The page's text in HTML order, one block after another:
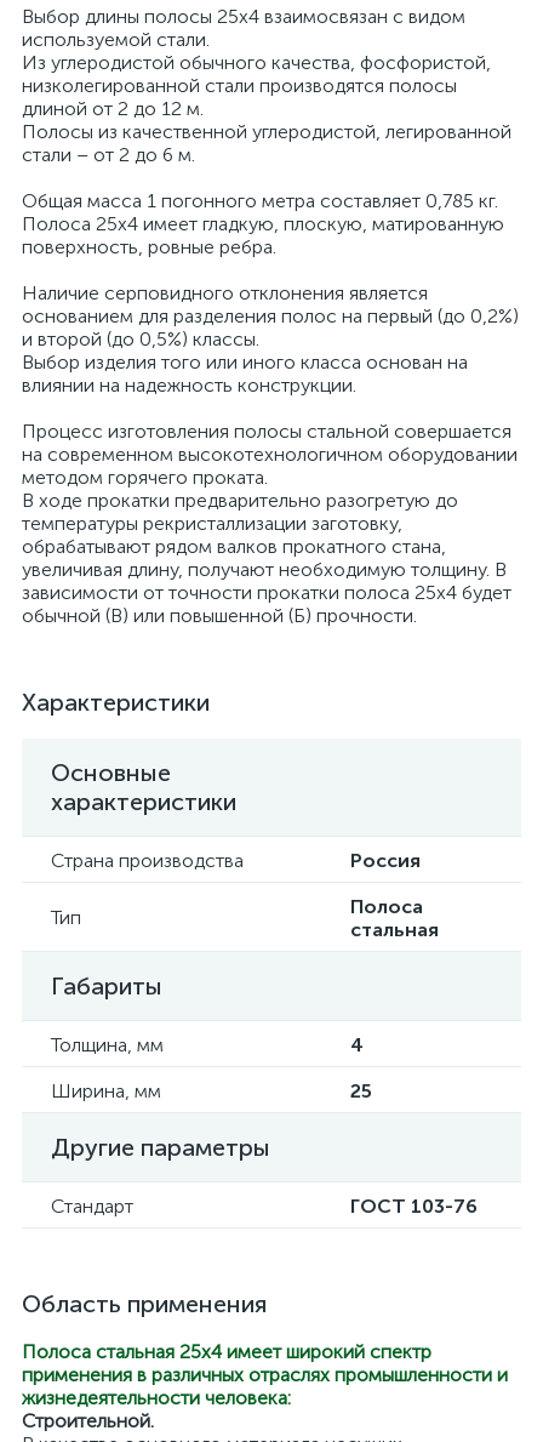
Выбор длины полосы 25х4 взаимосвязан с видом
используемой стали.
Из углеродистой обычного качества, фосфористой,
низколегированной стали производятся полосы
длиной от 2 до 12 м.
Полосы из качественной углеродистой, легированной
стали – от 2 до 6 м.
Общая масса 1 погонного метра составляет 0,785 кг.
Полоса 25х4 имеет гладкую, плоскую, матированную
поверхность, ровные ребра.
Наличие серповидного отклонения является
основанием для разделения полос на первый (до 0,2%)
и второй (до 0,5%) классы.
Выбор изделия того или иного класса основан на
влиянии на надежность конструкции.
Процесс изготовления полосы стальной совершается
на современном высокотехнологичном оборудовании
методом горячего проката.
В ходе прокатки предварительно разогретую до
температуры рекристаллизации заготовку,
обрабатывают рядом валков прокатного стана,
увеличивая длину, получают необходимую толщину. В
зависимости от точности прокатки полоса 25х4 будет
обычной (В) или повышенной (Б) прочности.
Характеристики
Основные
характеристики
Страна производства Россия
Тип
Полоса
стальная
Габариты
Толщина, мм
4
Ширина, мм
25
Другие параметры
Стандарт ГОСТ 103-76
Область применения
Полоса стальная 25х4 имеет широкий спектр
применения в различных отраслях промышленности и
жизнедеятельности человека:
Строительной.